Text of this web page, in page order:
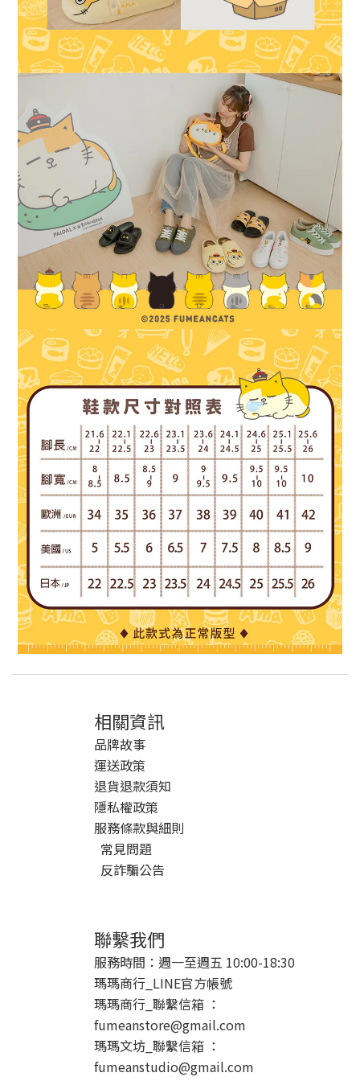
相關資訊
品牌故事
運送政策
退貨退款須知
隱私權政策
服務條款與細則
常見問題
反詐騙公告
聯繫我們
服務時間：週一至週五 10:00-18:30
瑪瑪商行_LINE官方帳號
瑪瑪商行_聯繫信箱 ：
fumeanstore@gmail.com
瑪瑪文坊_聯繫信箱 ：
fumeanstudio@gmail.com